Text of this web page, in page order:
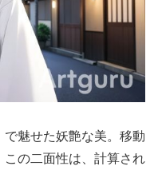
魅せた妖艶な美。移動
の二面性は、計算され